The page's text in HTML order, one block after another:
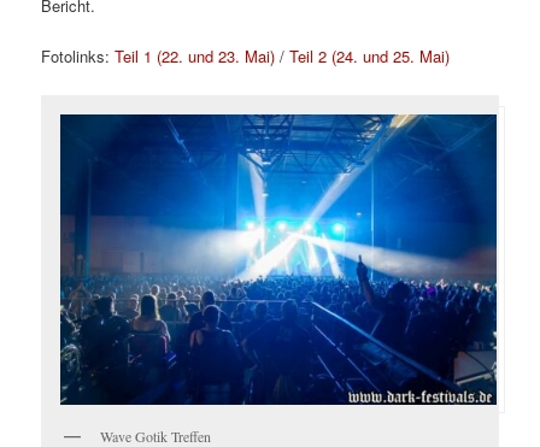
Bericht.
Fotolinks:Teil 1 (22. und 23. Mai) /Teil 2 (24. und 25. Mai)
Wave Gotik Treffen